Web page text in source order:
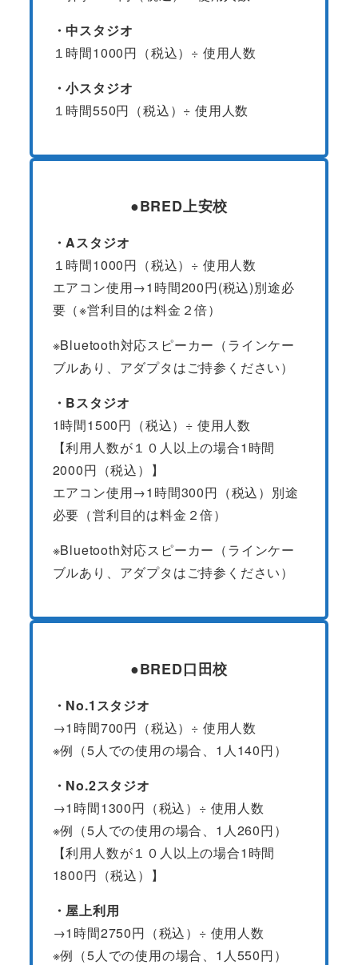
・中スタジオ
１時間1000円（税込）÷ 使用人数
・小スタジオ
１時間550円（税込）÷ 使用人数
●BRED上安校
・Aスタジオ
１時間1000円（税込）÷ 使用人数
エアコン使用→1時間200円(税込)別途必
要（※営利目的は料金２倍）
※Bluetooth対応スピーカー（ラインケー
ブルあり、アダプタはご持参ください）
・Bスタジオ
1時間1500円（税込）÷ 使用人数
【利用人数が１０人以上の場合1時間
2000円（税込）】
エアコン使用→1時間300円（税込）別途
必要（営利目的は料金２倍）
※Bluetooth対応スピーカー（ラインケー
ブルあり、アダプタはご持参ください）
●BRED口田校
・No.1スタジオ
→1時間700円（税込）÷ 使用人数
※例（5人での使用の場合、1人140円）
・No.2スタジオ
→1時間1300円（税込）÷ 使用人数
※例（5人での使用の場合、1人260円）
【利用人数が１０人以上の場合1時間
1800円（税込）】
・屋上利用
→1時間2750円（税込）÷ 使用人数
※例（5人での使用の場合、1人550円）